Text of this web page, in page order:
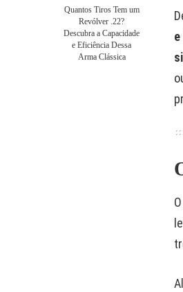
Quantos Tiros Tem um
Revólver .22?
Descubra a Capacidade
e Eficiência Dessa
Arma Clássica
O